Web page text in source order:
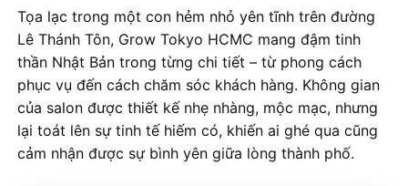
Tọa lạc trong một con hẻm nhỏ yên tĩnh trên đường
Lê Thánh Tôn, Grow Tokyo HCMC mang đậm tinh
thần Nhật Bản trong từng chi tiết – từ phong cách
phục vụ đến cách chăm sóc khách hàng. Không gian
của salon được thiết kế nhẹ nhàng, mộc mạc, nhưng
lại toát lên sự tinh tế hiếm có, khiến ai ghé qua cũng
cảm nhận được sự bình yên giữa lòng thành phố.